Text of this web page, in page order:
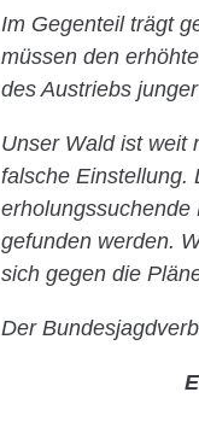
Im Gegenteil trägt
müssen den
des Austriebs
Unser Wald ist weit
falsche Einstellung.
erholungssuchende
gefunden werden.
sich gegen die
Der